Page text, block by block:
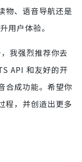
物、语音导航还是
用户体验。
我强烈推荐你去
API 和友好的开
合成功能。希望你
程，并创造出更多